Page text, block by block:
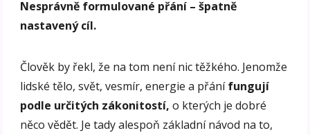
Nesprávně formulované přání – špatně
nastavený cíl.
Člověk by řekl, že na tom není nic těžkého. Jenomže
lidské tělo, svět, vesmír, energie a přánífungují
podle určitých zákonitostí, o kterých je dobré
něco vědět. Je tady alespoň základní návod na to,